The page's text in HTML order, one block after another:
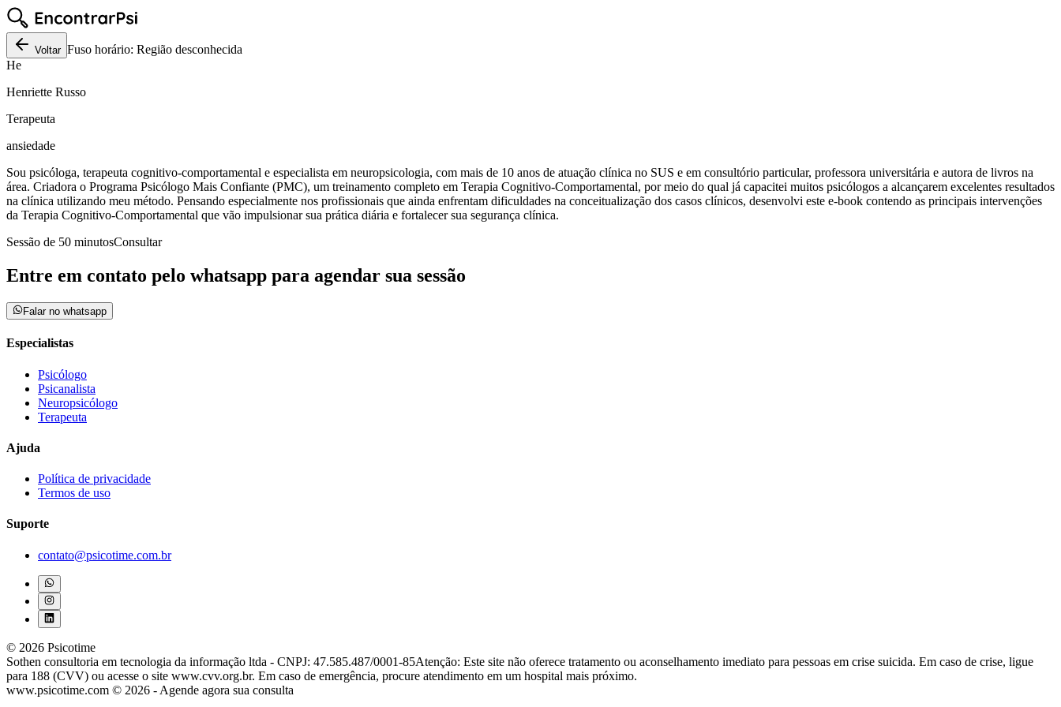
Voltar Fuso horário: Região desconhecida
He
Henriette Russo
Terapeuta
ansiedade
Sou psicóloga, terapeuta cognitivo-comportamental e especialista em neuropsicologia, com mais de 10 anos de atuação clínica no SUS e em consultório particular, professora universitária e autora de livros na
área. Criadora o Programa Psicólogo Mais Confiante (PMC), um treinamento completo em Terapia Cognitivo-Comportamental, por meio do qual já capacitei muitos psicólogos a alcançarem excelentes resultados
na clínica utilizando meu método. Pensando especialmente nos profissionais que ainda enfrentam dificuldades na conceitualização dos casos clínicos, desenvolvi este e-book contendo as principais intervenções
da Terapia Cognitivo-Comportamental que vão impulsionar sua prática diária e fortalecer sua segurança clínica.
Sessão de 50 minutosConsultar
Entre em contato pelo whatsapp para agendar sua sessão
Falar no whatsapp
Especialistas
Psicólogo
Psicanalista
Neuropsicólogo
Terapeuta
Ajuda
Política de privacidade
Termos de uso
Suporte
contato@psicotime.com.br
© 2026 Psicotime
Sothen consultoria em tecnologia da informação ltda - CNPJ: 47.585.487/0001-85Atenção: Este site não oferece tratamento ou aconselhamento imediato para pessoas em crise suicida. Em caso de crise, ligue
para 188 (CVV) ou acesse o site www.cvv.org.br. Em caso de emergência, procure atendimento em um hospital mais próximo.
www.psicotime.com © 2026 - Agende agora sua consulta